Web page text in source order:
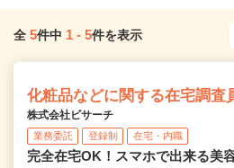
全 5件中 1 - 5件を表示
化粧品などに関する在宅調査
株式会社ビサーチ
業務委託 登録制 在宅・内職
完全在宅OK！スマホで出来る美